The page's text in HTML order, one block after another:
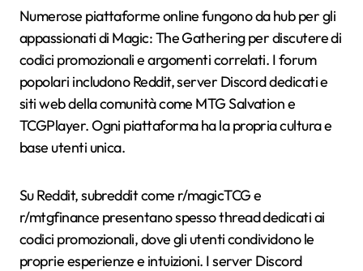
Numerose piattaforme online fungono da hub per gli
appassionati di Magic: The Gathering per discutere di
codici promozionali e argomenti correlati. I forum
popolari includono Reddit, server Discord dedicati e
siti web della comunità come MTG Salvation e
TCGPlayer. Ogni piattaforma ha la propria cultura e
base utenti unica.
Su Reddit, subreddit come r/magicTCG e
r/mtgfinance presentano spesso thread dedicati ai
codici promozionali, dove gli utenti condividono le
proprie esperienze e intuizioni. I server Discord